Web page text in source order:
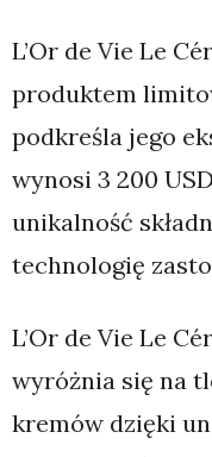
L’Or de Vie Le
produktem
podkreśla jego
wynosi 3 200
unikalność
technologię
L’Or de Vie Le
wyróżnia się na
kremów dzięki